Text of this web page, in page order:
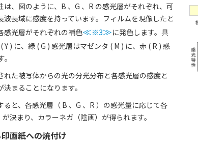
、図のように、B 、G 、R の感光層がそれぞれ、可
長域に感度を持っています。フィルムを現像したと
感光層がそれぞれの補色≪※3≫に発色します。具
) に、緑 ( G ) 感光層はマゼンタ ( M ) に、赤 ( R ) 感
た被写体からの光の分光分布と各感光層の感度と
まることになります。
と、各感光層（ B 、G 、R ）の感光量に応じて各
決まり、カラーネガ（陰画）が得られます。
画紙への焼付け